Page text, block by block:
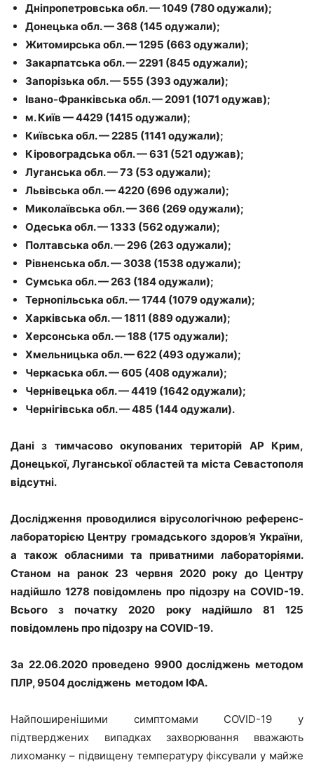
Дніпропетровська обл. — 1049 (780 одужали);
Донецька обл. — 368 (145 одужали);
Житомирська обл. — 1295 (663 одужали);
Закарпатська обл. — 2291 (845 одужали);
Запорізька обл. — 555 (393 одужали);
Івано-Франківська обл. — 2091 (1071 одужав);
м. Київ — 4429 (1415 одужали);
Київська обл. — 2285 (1141 одужали);
Кіровоградська обл. — 631 (521 одужав);
Луганська обл. — 73 (53 одужали);
Львівська обл. — 4220 (696 одужали);
Миколаївська обл. — 366 (269 одужали);
Одеська обл. — 1333 (562 одужали);
Полтавська обл. — 296 (263 одужали);
Рівненська обл. — 3038 (1538 одужали);
Сумська обл. — 263 (184 одужали);
Тернопільська обл. — 1744 (1079 одужали);
Харківська обл. — 1811 (889 одужали);
Херсонська обл. — 188 (175 одужали);
Хмельницька обл. — 622 (493 одужали);
Черкаська обл. — 605 (408 одужали);
Чернівецька обл. — 4419 (1642 одужали);
Чернігівська обл. — 485 (144 одужали).
Дані з тимчасово окупованих територій АР Крим,
Донецької, Луганської областей та міста Севастополя
відсутні.
Дослідження проводилися вірусологічною референс-
лабораторією Центру громадського здоров’я України,
а також обласними та приватними лабораторіями.
Станом на ранок 23 червня 2020 року до Центру
надійшло 1278 повідомлень про підозру на COVID-19.
Всього з початку 2020 року надійшло 81 125
повідомлень про підозру на COVID-19.
За 22.06.2020 проведено 9900 досліджень методом
ПЛР, 9504 досліджень методом ІФА.
Найпоширенішими симптомами COVID-19 у
підтверджених випадках захворювання вважають
лихоманку – підвищену температуру фіксували у майже